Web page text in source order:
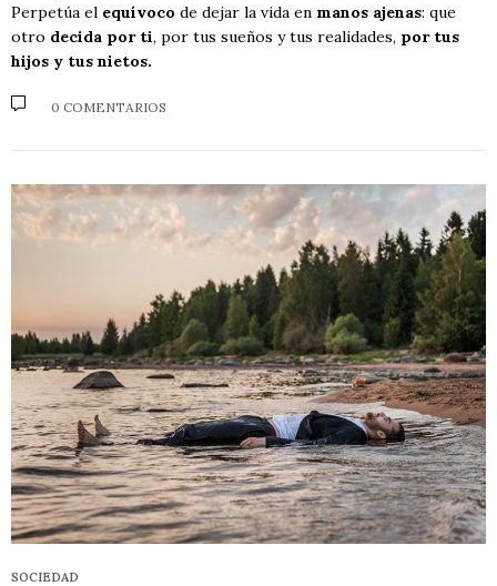
Perpetúa el equívoco de dejar la vida en manos ajenas: que
otro decida por ti, por tus sueños y tus realidades, por tus
hijos y tus nietos.
0 COMENTARIOS
SOCIEDAD